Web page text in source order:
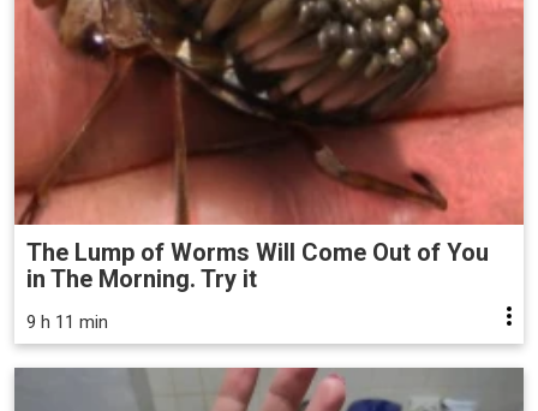
The Lump of Worms Will Come Out of You
in The Morning. Try it
9 h 11 min